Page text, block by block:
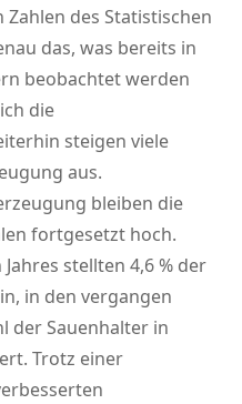
des Statistischen
das, was bereits in
beobachtet werden
die
steigen viele
aus.
bleiben die
fortgesetzt hoch.
stellten 4,6 % der
in den vergangen
der Sauenhalter in
Trotz einer